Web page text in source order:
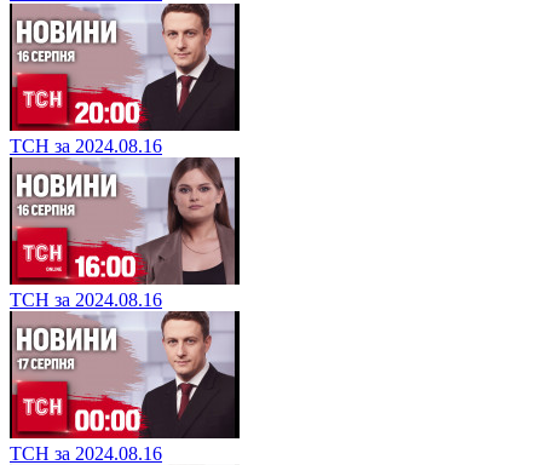
ТСН за 2024.08.16
ТСН за 2024.08.16
ТСН за 2024.08.16